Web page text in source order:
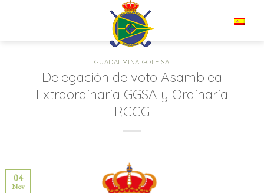
GUADALMINA GOLF SA
Delegación de voto Asamblea
Extraordinaria GGSA y Ordinaria
RCGG
04
Nov